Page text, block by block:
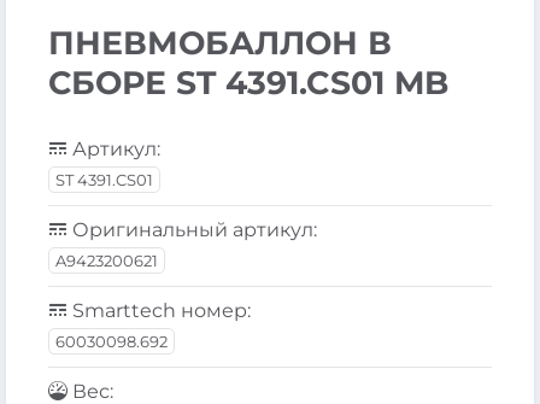
ПНЕВМОБАЛЛОН В
СБОРЕ ST 4391.CS01 MB
Артикул:
ST 4391.CS01
Оригинальный артикул:
A9423200621
Smarttech номер:
60030098.692
Вес: